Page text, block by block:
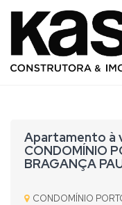
Apartamento à
CONDOMÍNIO
BRAGANÇA
CONDOMÍNIO